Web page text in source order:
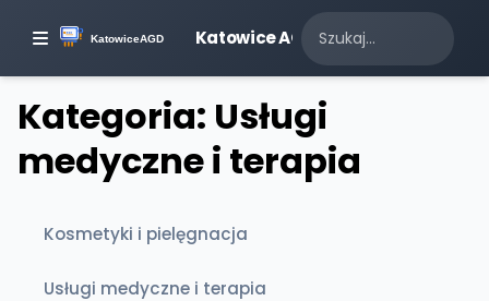
Katowice AGD
Kategoria: Usługi
medyczne i terapia
Kosmetyki i pielęgnacja
Usługi medyczne i terapia